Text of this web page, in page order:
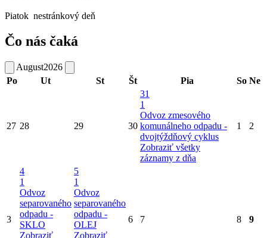
Piatok nestránkový deň
Čo nás čaká
August2026
Po
Ut St Št Pia So Ne
27 28 29 30
31
1
Odvoz zmesového
komunálneho odpadu -
dvojtýždňový cyklus
Zobraziť všetky
záznamy z dňa
1 2
3
4
1
Odvoz
separovaného
odpadu -
SKLO
Zobraziť
5
1
Odvoz
separovaného
odpadu -
OLEJ
Zobraziť
6 7 8 9